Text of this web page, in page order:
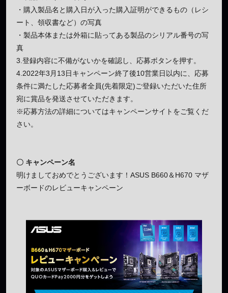
・購入製品名と購入日が入った購入証明ができるもの（レシ
ート、領収書など）の写真
・製品本体または外箱に貼ってある製品のシリアル番号の写
真
3.登録内容に不備がないかを確認し、応募ボタンを押す。
4.2022年3月13日キャンペーン終了後10営業日以内に、応募
条件に満たした応募者全員(先着限定)ご登録いただいた住所
宛に賞品を発送させていただきます。
※応募方法の詳細についてはキャンペーンサイトをご覧くだ
さい。
〇 キャンペーン名
明けましておめでとうございます！ASUS B660＆H670 マザ
ーボードのレビューキャンペーン